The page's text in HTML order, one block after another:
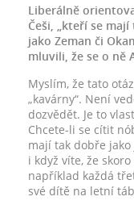
Liberálně
Češi, „kteří se
jako Zeman či
mluvili, že se o ně
Myslím, že tato
„kavárny“. Není
dozvědět. Je to
Chcete-li se cítit
mají tak dobře
i když víte, že
například každá
své dítě na letní